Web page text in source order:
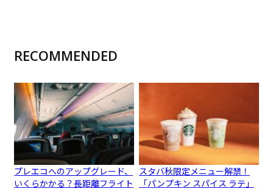
RECOMMENDED
プレエコへのアップグレード、
いくらかかる？長距離フライト
スタバ秋限定メニュー解禁！
「パンプキン スパイス ラテ」